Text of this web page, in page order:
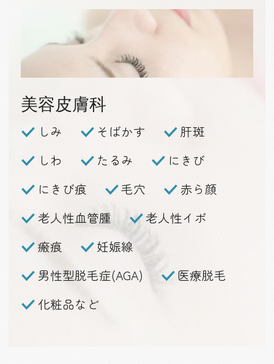
美容皮膚科
しみ そばかす
肝斑
しわ
たるみ
にきび
にきび痕
毛穴
赤ら顔
老人性血管腫
老人性イボ
瘢痕
妊娠線
男性型脱毛症(AGA)
医療脱毛
化粧品など